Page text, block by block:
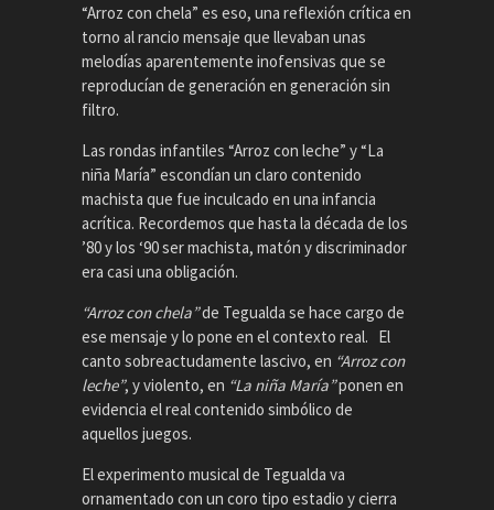
“Arroz con chela” es eso, una reflexión crítica en
torno al rancio mensaje que llevaban unas
melodías aparentemente inofensivas que se
reproducían de generación en generación sin
filtro.
Las rondas infantiles “Arroz con leche” y “La
niña María” escondían un claro contenido
machista que fue inculcado en una infancia
acrítica. Recordemos que hasta la década de los
’80 y los ‘90 ser machista, matón y discriminador
era casi una obligación.
“Arroz con chela”de Tegualda se hace cargo de
ese mensaje y lo pone en el contexto real. El
canto sobreactudamente lascivo, en “Arroz con
leche”, y violento, en “La niña María”ponen en
evidencia el real contenido simbólico de
aquellos juegos.
El experimento musical de Tegualda va
ornamentado con un coro tipo estadio y cierra